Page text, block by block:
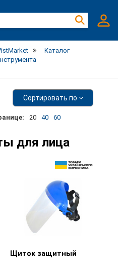
Каталог
Сортировать по
20 40 60
для лица
Просмотр товара
Щиток защитный